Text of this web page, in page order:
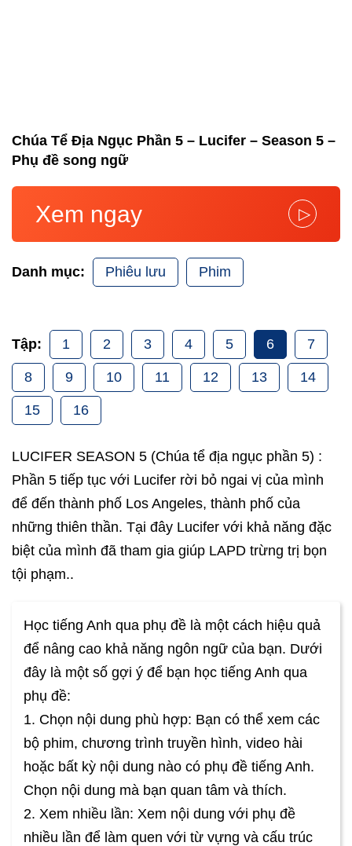
Chúa Tể Địa Ngục Phần 5 – Lucifer – Season 5 –
Phụ đề song ngữ
Danh mục: Phiêu lưu Phim
Xem ngay ▷
Tập: 1 2 3 4 5 6 7
8 9 10 11 12 13 14
15 16
LUCIFER SEASON 5 (Chúa tể địa ngục phần 5) :
Phần 5 tiếp tục với Lucifer rời bỏ ngai vị của mình
để đến thành phố Los Angeles, thành phố của
những thiên thần. Tại đây Lucifer với khả năng đặc
biệt của mình đã tham gia giúp LAPD trừng trị bọn
tội phạm..
Học tiếng Anh qua phụ đề là một cách hiệu quả
để nâng cao khả năng ngôn ngữ của bạn. Dưới
đây là một số gợi ý để bạn học tiếng Anh qua
phụ đề:
1. Chọn nội dung phù hợp: Bạn có thể xem các
bộ phim, chương trình truyền hình, video hài
hoặc bất kỳ nội dung nào có phụ đề tiếng Anh.
Chọn nội dung mà bạn quan tâm và thích.
2. Xem nhiều lần: Xem nội dung với phụ đề
nhiều lần để làm quen với từ vựng và cấu trúc